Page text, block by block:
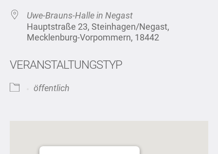
Uwe-Brauns-Halle in Negast
Hauptstraße 23, Steinhagen/Negast,
Mecklenburg-Vorpommern, 18442
VERANSTALTUNGSTYP
öffentlich